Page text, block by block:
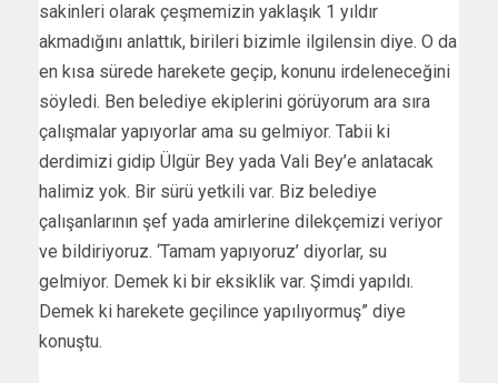
sakinleri olarak çeşmemizin yaklaşık 1 yıldır
akmadığını anlattık, birileri bizimle ilgilensin diye. O da
en kısa sürede harekete geçip, konunu irdeleneceğini
söyledi. Ben belediye ekiplerini görüyorum ara sıra
çalışmalar yapıyorlar ama su gelmiyor. Tabii ki
derdimizi gidip Ülgür Bey yada Vali Bey’e anlatacak
halimiz yok. Bir sürü yetkili var. Biz belediye
çalışanlarının şef yada amirlerine dilekçemizi veriyor
ve bildiriyoruz. ‘Tamam yapıyoruz’ diyorlar, su
gelmiyor. Demek ki bir eksiklik var. Şimdi yapıldı.
Demek ki harekete geçilince yapılıyormuş” diye
konuştu.